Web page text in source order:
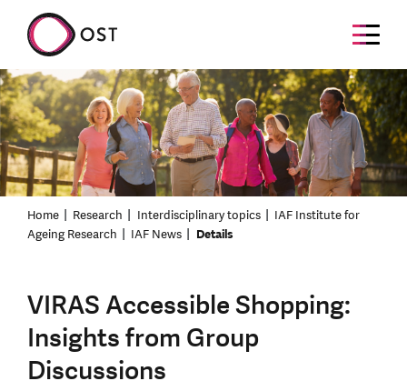
Home Research Interdisciplinary topics
IAF Institute for
Ageing Research
IAF News Details
VIRAS Accessible Shopping:
Insights from Group
Discussions